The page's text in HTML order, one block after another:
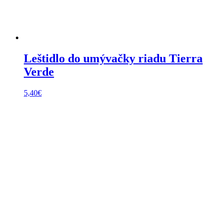
Leštidlo do umývačky riadu Tierra
Verde
5,40€